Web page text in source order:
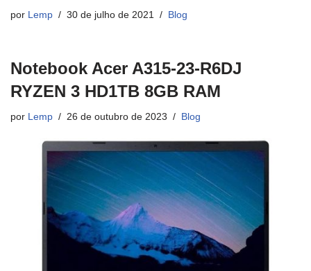
por Lemp 30 de julho de 2021 Blog
Notebook Acer A315-23-R6DJ
RYZEN 3 HD1TB 8GB RAM
por Lemp 26 de outubro de 2023 Blog